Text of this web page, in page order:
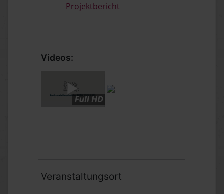
Projektbericht
Videos:
Veranstaltungsort